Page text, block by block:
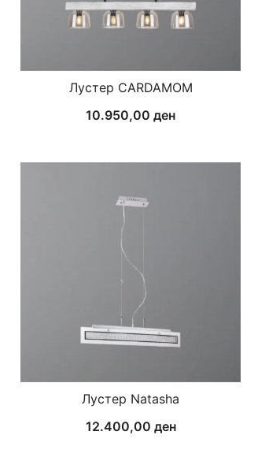
Лустер CARDAMOM
10.950,00ден
Лустер Natasha
12.400,00 ден